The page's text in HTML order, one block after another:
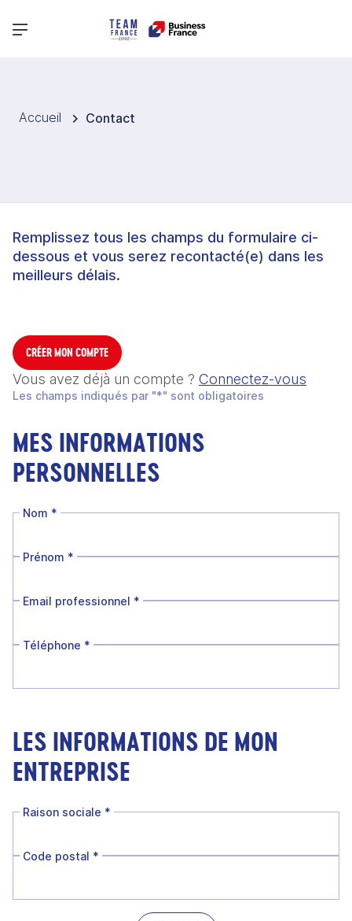
Menu principal
Accueil Contact
Remplissez tous les champs du formulaire ci-
dessous et vous serez recontacté(e) dans les
meilleurs délais.
CRÉER MON COMPTE
Vous avez déjà un compte ? Connectez-vous
Les champs indiqués par "*" sont obligatoires
MES INFORMATIONS
PERSONNELLES
Nom *
Prénom *
Email professionnel *
Téléphone *
LES INFORMATIONS DE MON
ENTREPRISE
Raison sociale *
Code postal *